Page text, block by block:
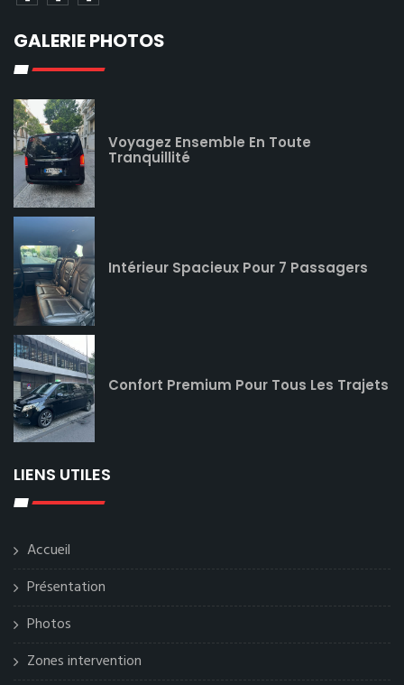
GALERIE PHOTOS
Voyagez Ensemble En Toute
Tranquillité
Intérieur Spacieux Pour 7 Passagers
Confort Premium Pour Tous Les Trajets
LIENS UTILES
Accueil
Présentation
Photos
Zones intervention